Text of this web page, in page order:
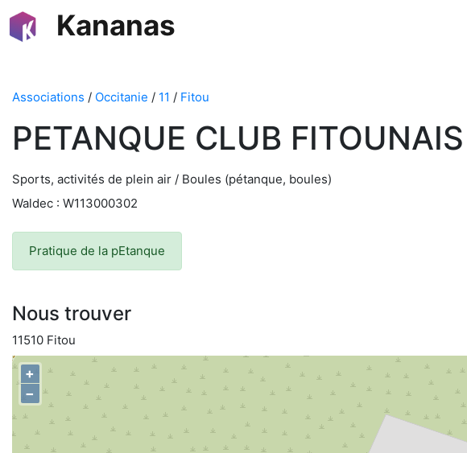
Kananas
Associations / Occitanie / 11 / Fitou
PETANQUE CLUB FITOUNAIS
Sports, activités de plein air / Boules (pétanque, boules)
Waldec : W113000302
Pratique de la pEtanque
Nous trouver
11510 Fitou
+
−